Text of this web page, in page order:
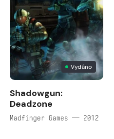
Vydáno
Shadowgun:
Deadzone
Madfinger Games — 2012